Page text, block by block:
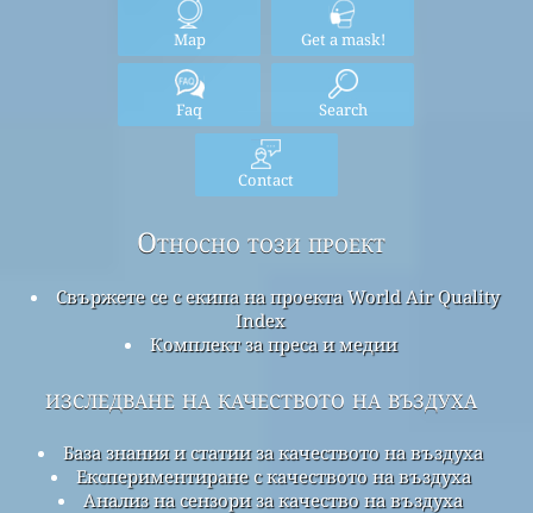
Map Get a mask!
Faq Search
Contact
Относно този проект
Свържете се с екипа на проекта World Air Quality
Index
Комплект за преса и медии
изследване на качеството на въздуха
База знания и статии за качеството на въздуха
Експериментиране с качеството на въздуха
Анализ на сензори за качество на въздуха